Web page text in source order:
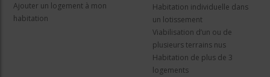
Ajouter un logement à mon
habitation
Habitation individuelle dans
un lotissement
Viabilisation d’un ou de
plusieurs terrains nus
Habitation de plus de 3
logements